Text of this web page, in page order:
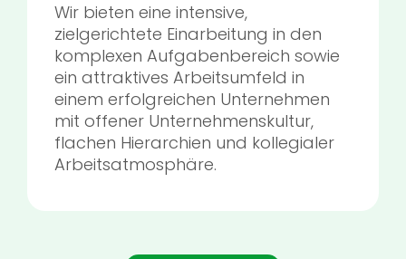
Wir bieten eine intensive,
zielgerichtete Einarbeitung in den
komplexen Aufgabenbereich sowie
ein attraktives Arbeitsumfeld in
einem erfolgreichen Unternehmen
mit offener Unternehmenskultur,
flachen Hierarchien und kollegialer
Arbeitsatmosphäre.